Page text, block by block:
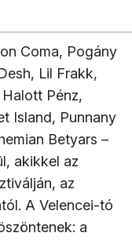
Coma, Pogány
Lil Frakk,
Pénz,
Island, Punnany
Betyars –
akikkel az
az
A Velencei-tó
a